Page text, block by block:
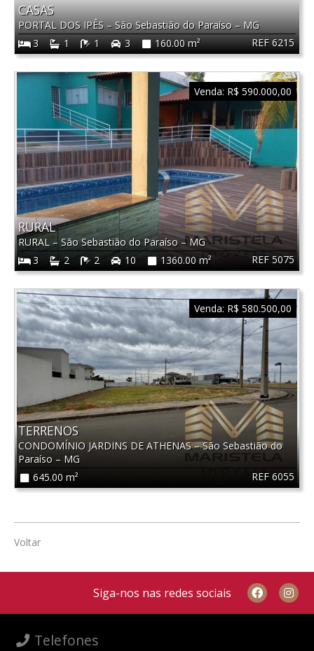
REF 6215
CASAS
PORTAL DOS IPÊS–São Sebastião do Paraíso–MG
3
1 1 3 160.00 m²
REF 5075
RURAL
RURAL – São Sebastião do Paraíso–MG
3
2 2 10 1360.00 m²
Venda: R$ 590.000,00
REF 6055
TERRENOS
CONDOMÍNIO JARDINS DE ATHENAS–São Sebastião do
Paraíso – MG
645.00 m²
Venda: R$ 580.500,00
Voltar
Siga-nos nas redes sociais
Telefones